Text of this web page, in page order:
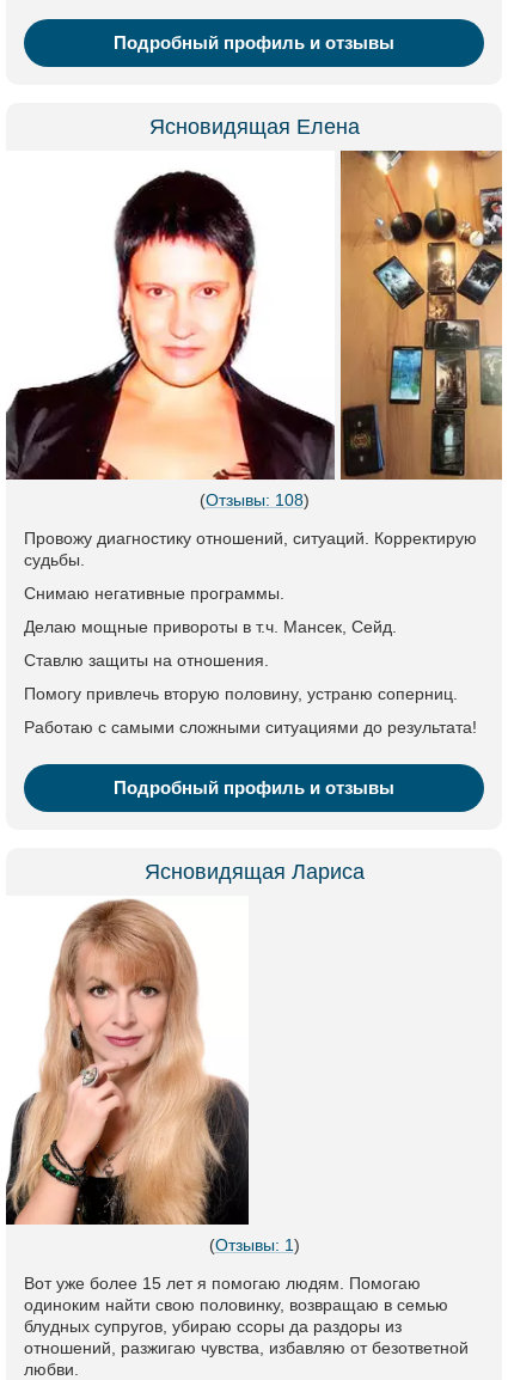
Подробный профиль и отзывы
Ясновидящая Елена
(Отзывы: 108)
Провожу диагностику отношений, ситуаций. Корректирую
судьбы.
Снимаю негативные программы.
Делаю мощные привороты в т.ч. Мансек, Сейд.
Ставлю защиты на отношения.
Помогу привлечь вторую половину, устраню соперниц.
Работаю с самыми сложными ситуациями до результата!
Подробный профиль и отзывы
Ясновидящая Лариса
(Отзывы: 1)
Вот уже более 15 лет я помогаю людям. Помогаю
одиноким найти свою половинку, возвращаю в семью
блудных супругов, убираю ссоры да раздоры из
отношений, разжигаю чувства, избавляю от безответной
любви.